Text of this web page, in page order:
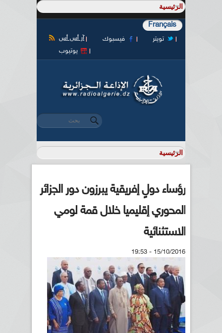
Français
آر أس أس فيسبوك
تويتر
يوتيوب
استمارة البحث
‏بحث ‏
رؤساء دولٍ إفريقية يبرزون دور الجزائر
المحوري إقليميا خلال قمة لومي
الاستثنائية
15/10/2016 - 19:53